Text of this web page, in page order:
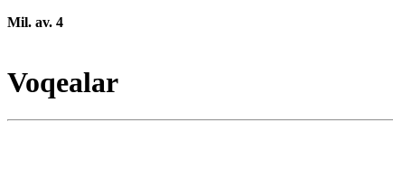
Mil. av. 4
Voqealar